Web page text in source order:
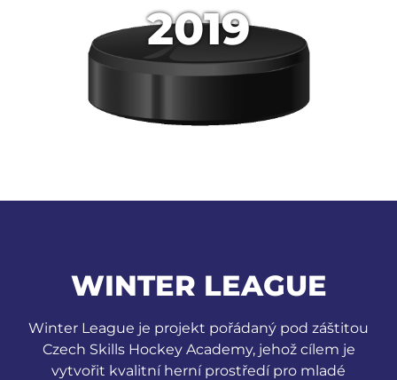
2019
WINTER LEAGUE
Winter League je projekt pořádaný pod záštitou
Czech Skills Hockey Academy, jehož cílem je
vytvořit kvalitní herní prostředí pro mladé